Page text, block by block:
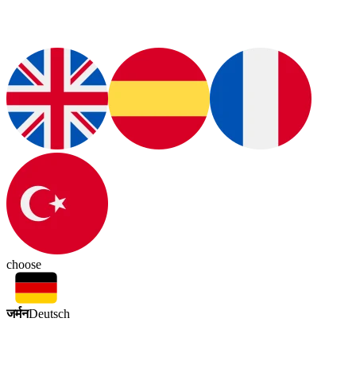
choose
जर्मनDeutsch